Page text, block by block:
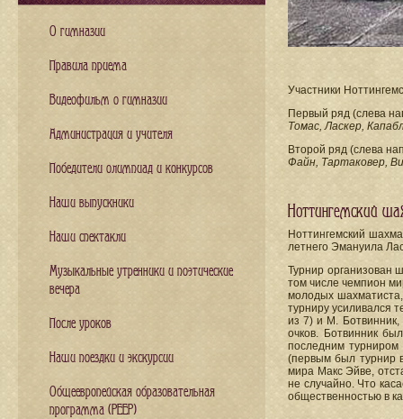
Участники
Первый ряд (слева
Томас, Ласкер,
Второй ряд (слева
Файн, Тартаковер,
Ноттингемский
Ноттингемский
летнего Эмануила
Турнир организован
том числе чемпион
молодых
турниру усиливался
из 7) и М. Ботвинник,
очков. Ботвинник
последним
(первым был турнир
мира Макс Эйве,
не случайно. Что
общественностью в
О гимназии
Правила приема
Видеофильм о гимназии
Администрация и учителя
Победители олимпиад и конкурсов
Наши выпускники
Наши спектакли
Музыкальные утренники и поэтические
вечера
После уроков
Наши поездки и экскурсии
Общеевропейская образовательная
программа (PEEP)